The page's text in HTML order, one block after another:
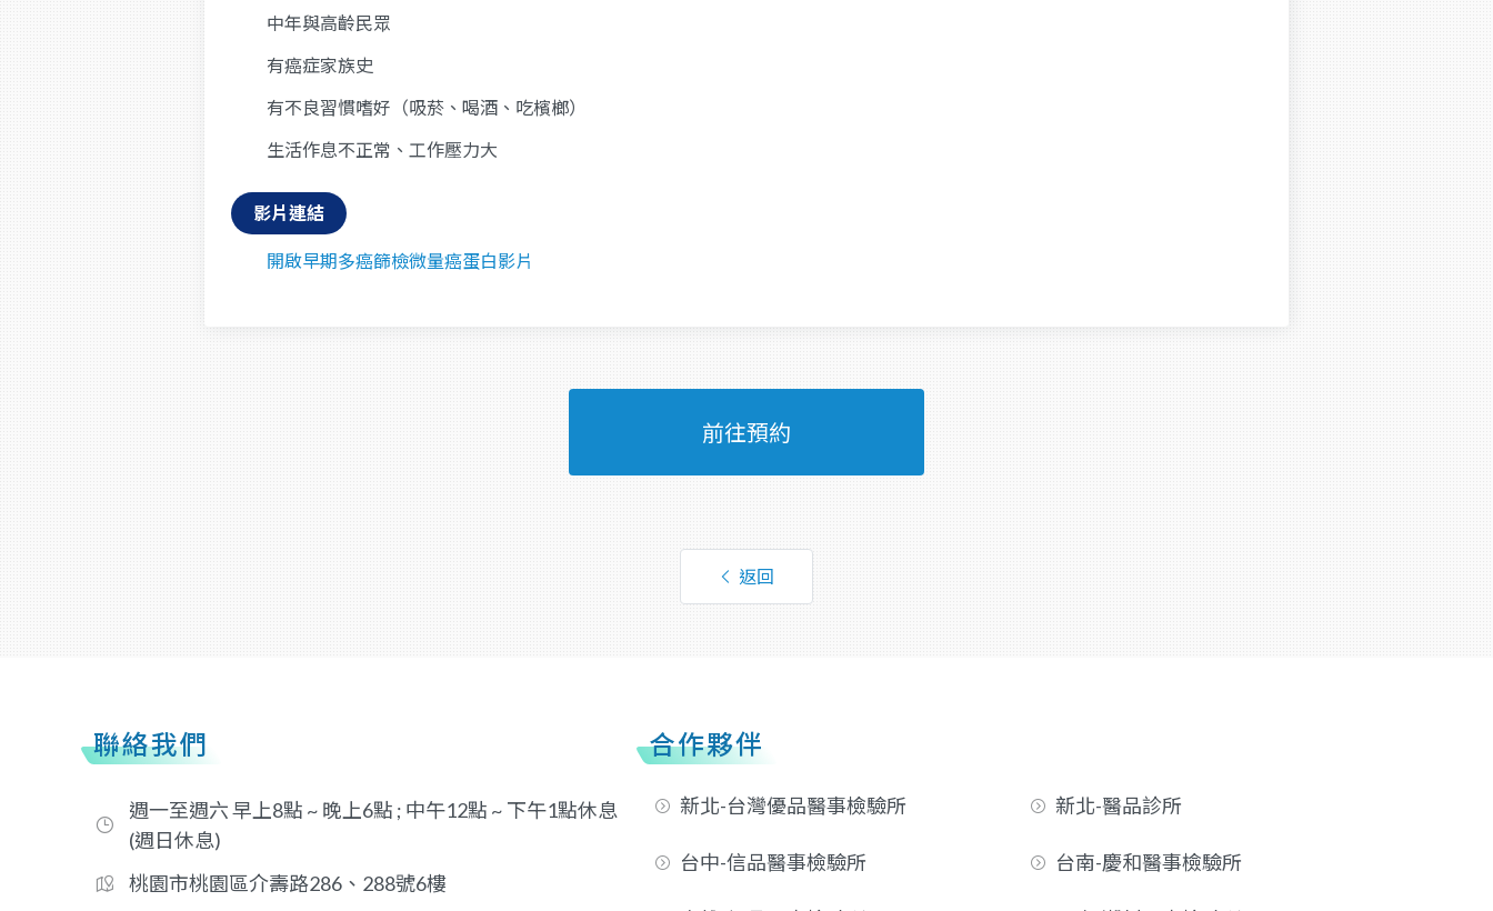
中年與高齡民眾
有癌症家族史
有不良習慣嗜好（吸菸、喝酒、吃檳榔）
生活作息不正常、工作壓力大
影片連結
開啟早期多癌篩檢微量癌蛋白影片
前往預約
返回
聯絡我們
週一至週六 早上8點 ~ 晚上6點 ; 中午12點 ~ 下午1點休息
(週日休息)
桃園市桃園區介壽路286、288號6樓
合作夥伴
新北-台灣優品醫事檢驗所 新北-醫品診所
台中-信品醫事檢驗所 台南-慶和醫事檢驗所